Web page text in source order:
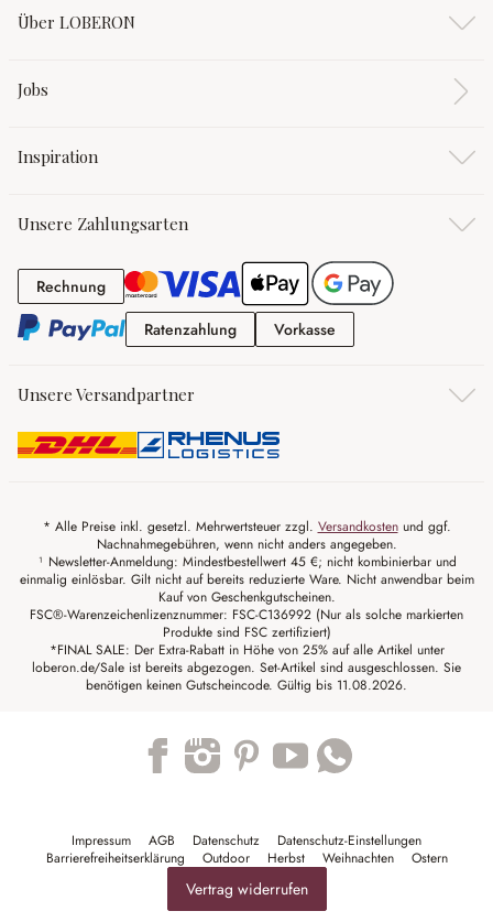
Über LOBERON
Jobs
Inspiration
Unsere Zahlungsarten
RechnungRechnung
RatenzahlungRatenzahlung
Vorkasse
Unsere Versandpartner
* Alle Preise inkl. gesetzl. Mehrwertsteuer zzgl. Versandkostenund ggf.
Nachnahmegebühren, wenn nicht anders angegeben.
¹ Newsletter-Anmeldung: Mindestbestellwert 45 €; nicht kombinierbar und
einmalig einlösbar. Gilt nicht auf bereits reduzierte Ware. Nicht anwendbar beim
Kauf von Geschenkgutscheinen.
FSC®-Warenzeichenlizenznummer: FSC-C136992 (Nur als solche markierten
Produkte sind FSC zertifiziert)
*FINAL SALE: Der Extra-Rabatt in Höhe von 25% auf alle Artikel unter
loberon.de/Sale ist bereits abgezogen. Set-Artikel sind ausgeschlossen. Sie
benötigen keinen Gutscheincode. Gültig bis 11.08.2026.
Impressum AGB Datenschutz
Datenschutz-Einstellungen
Barrierefreiheitserklärung
Outdoor Herbst Weihnachten Ostern
Vertrag widerrufen